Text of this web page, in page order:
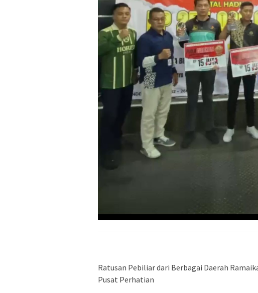
Ratusan Pebiliar dari Berbagai Daerah
Pusat Perhatian